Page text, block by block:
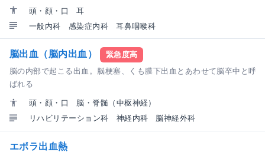
頭・顔・口
耳
一般内科
感染症内科 耳鼻咽喉科
脳出血（脳内出血）
緊急度高
脳の内部で起こる出血。脳梗塞、くも膜下出血とあわせて脳卒中と呼
ばれる
頭・顔・口
脳・脊髄（中枢神経）
リハビリテーション科
神経内科 脳神経外科
エボラ出血熱